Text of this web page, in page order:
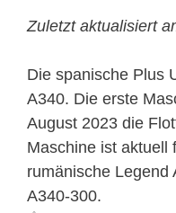
Zuletzt aktualisiert
Die spanische Plus
A340. Die erste
August 2023 die
Maschine ist aktuell
rumänische Legend
A340-300.